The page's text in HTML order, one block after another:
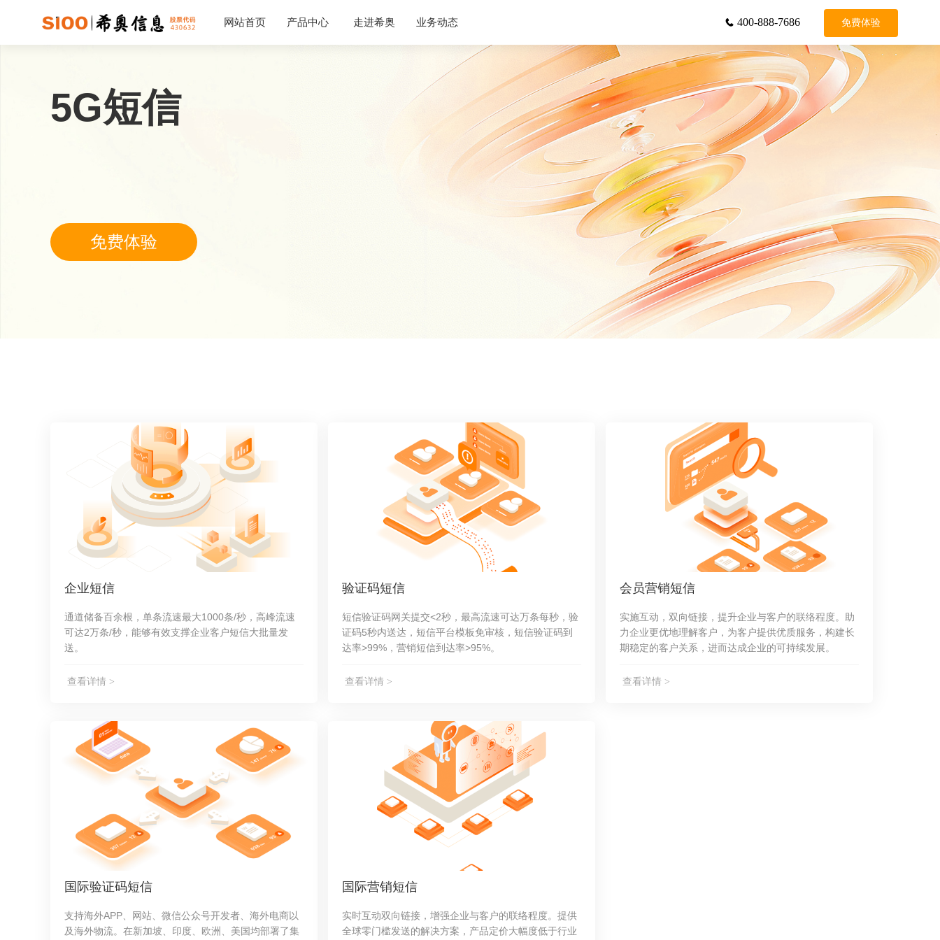
网站首页 产品中心
验证码短信
会员营销短信
AI语音外呼
语音验证码
国内语音消息
国际语音消息
云服务
平台租借
真人录音
视频训练
一键登录
智能短链接
增值服务
标记申诉
号码认证
走进希奥
联系我们
业务动态
公司动态  400-888-7686 免费体验
5G短信
免费体验
企业短信
通道储备百余根，单条流速最大1000条/秒，高峰流速
可达2万条/秒，能够有效支撑企业客户短信大批量发
送。
查看详情 >
验证码短信
短信验证码网关提交<2秒，最高流速可达万条每秒，验
证码5秒内送达，短信平台模板免审核，短信验证码到
达率>99%，营销短信到达率>95%。
查看详情 >
会员营销短信
实施互动，双向链接，提升企业与客户的联络程度。助
力企业更优地理解客户，为客户提供优质服务，构建长
期稳定的客户关系，进而达成企业的可持续发展。
查看详情 >
国际验证码短信
支持海外APP、网站、微信公众号开发者、海外电商以
及海外物流。在新加坡、印度、欧洲、美国均部署了集
国际营销短信
实时互动双向链接，增强企业与客户的联络程度。提供
全球零门槛发送的解决方案，产品定价大幅度低于行业